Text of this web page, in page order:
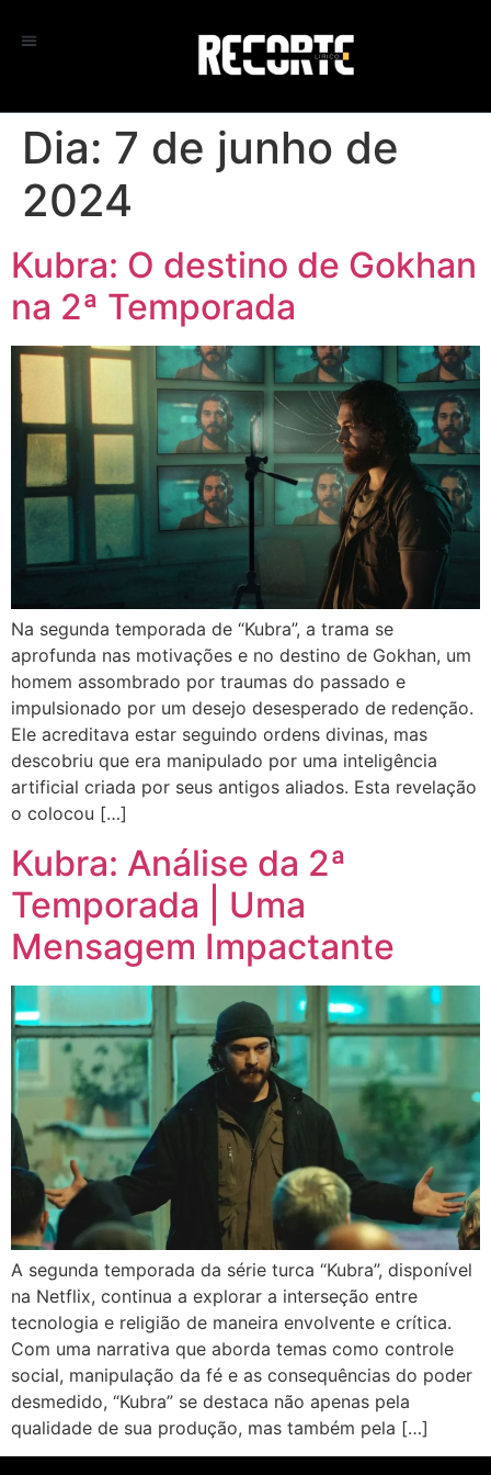
Dia: 7 de junho de
2024
Kubra: O destino de Gokhan
na 2ª Temporada
Na segunda temporada de “Kubra”, a trama se
aprofunda nas motivações e no destino de Gokhan, um
homem assombrado por traumas do passado e
impulsionado por um desejo desesperado de redenção.
Ele acreditava estar seguindo ordens divinas, mas
descobriu que era manipulado por uma inteligência
artificial criada por seus antigos aliados. Esta revelação
o colocou […]
Kubra: Análise da 2ª
Temporada | Uma
Mensagem Impactante
A segunda temporada da série turca “Kubra”, disponível
na Netflix, continua a explorar a interseção entre
tecnologia e religião de maneira envolvente e crítica.
Com uma narrativa que aborda temas como controle
social, manipulação da fé e as consequências do poder
desmedido, “Kubra” se destaca não apenas pela
qualidade de sua produção, mas também pela […]